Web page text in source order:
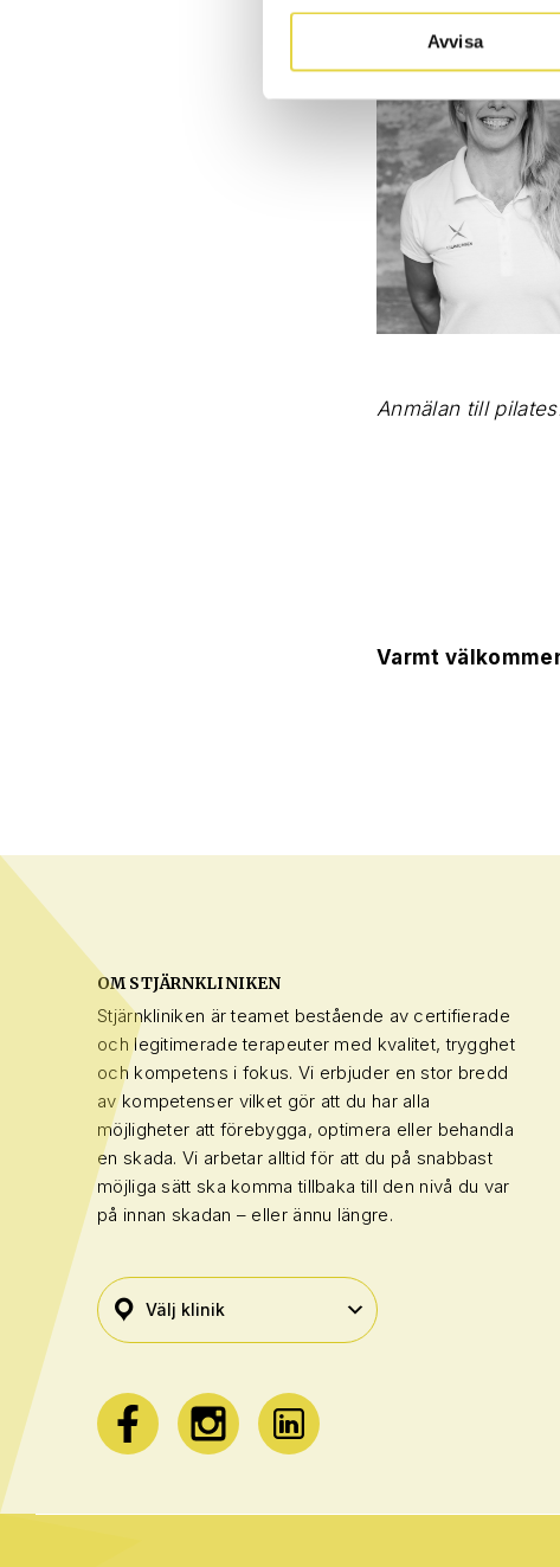
Avvisa
Anmälan till
Varmt
OM STJÄRNKLINIKEN
Stjärnkliniken är teamet bestående av certifierade
och legitimerade terapeuter med kvalitet, trygghet
och kompetens i fokus. Vi erbjuder en stor bredd
av kompetenser vilket gör att du har alla
möjligheter att förebygga, optimera eller behandla
en skada. Vi arbetar alltid för att du på snabbast
möjliga sätt ska komma tillbaka till den nivå du var
på innan skadan – eller ännu längre.